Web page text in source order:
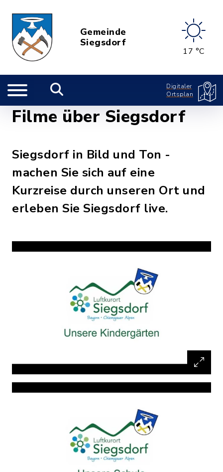
Gemeinde
Siegsdorf
17 °C
Digitaler
Ortsplan
Filme über Siegsdorf
Siegsdorf in Bild und Ton -
machen Sie sich auf eine
Kurzreise durch unseren Ort und
erleben Sie Siegsdorf live.